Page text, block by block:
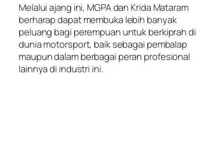
Melalui ajang ini, MGPA dan Krida Mataram
berharap dapat membuka lebih banyak
peluang bagi perempuan untuk berkiprah di
dunia motorsport, baik sebagai pembalap
maupun dalam berbagai peran profesional
lainnya di industri ini.